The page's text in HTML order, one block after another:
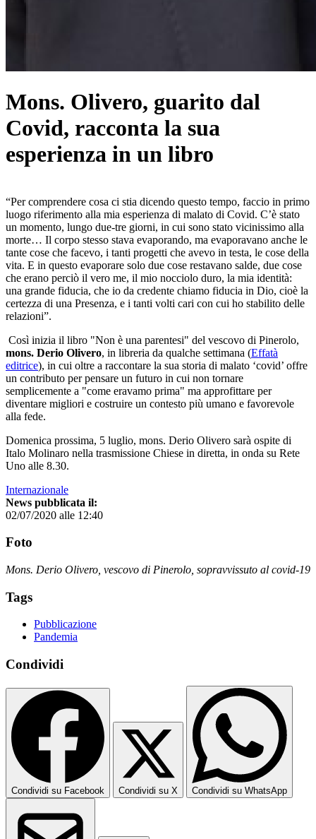
Mons. Olivero, guarito dal
Covid, racconta la sua
esperienza in un libro
“Per comprendere cosa ci stia dicendo questo tempo, faccio in primo
luogo riferimento alla mia esperienza di malato di Covid. C’è stato
un momento, lungo due-tre giorni, in cui sono stato vicinissimo alla
morte… Il corpo stesso stava evaporando, ma evaporavano anche le
tante cose che facevo, i tanti progetti che avevo in testa, le cose della
vita. E in questo evaporare solo due cose restavano salde, due cose
che erano perciò il vero me, il mio nocciolo duro, la mia identità:
una grande fiducia, che io da credente chiamo fiducia in Dio, cioè la
certezza di una Presenza, e i tanti volti cari con cui ho stabilito delle
relazioni”.
Così inizia il libro "Non è una parentesi" del vescovo di Pinerolo,
mons. Derio Olivero, in libreria da qualche settimana (Effatà
editrice), in cui oltre a raccontare la sua storia di malato ‘covid’ offre
un contributo per pensare un futuro in cui non tornare
semplicemente a "come eravamo prima" ma approfittare per
diventare migliori e costruire un contesto più umano e favorevole
alla fede.
Domenica prossima, 5 luglio, mons. Derio Olivero sarà ospite di
Italo Molinaro nella trasmissione Chiese in diretta, in onda su Rete
Uno alle 8.30.
Internazionale
News pubblicata il:
02/07/2020 alle 12:40
Foto
Mons. Derio Olivero, vescovo di Pinerolo, sopravvissuto al covid-19
Tags
Pubblicazione
Pandemia
Condividi
Condividi su Facebook Condividi su X Condividi su WhatsApp